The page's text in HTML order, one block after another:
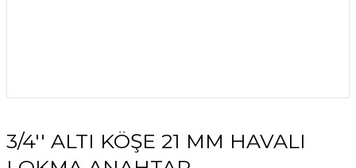
3/4'' ALTI KÖŞE 21 MM HAVALI